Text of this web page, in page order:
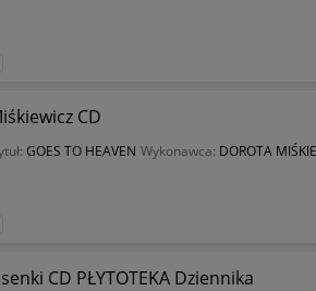
CD
GOES TO HEAVEN Wykonawca: DOROTA
CD PŁYTOTEKA Dziennika